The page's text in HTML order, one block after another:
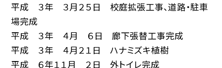
平成 ３年 ３月２５日 校庭拡張工事、道路・駐車
場完成
平成 ３年 ４月 ６日 廊下張替工事完成
平成 ３年 ４月２１日 ハナミズキ植樹
平成 ６年１１月 ２日 外トイレ完成